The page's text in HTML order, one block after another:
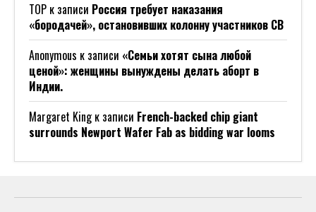
ТОР к записи Россия требует наказания
«бородачей», остановивших колонну участников СВ
Anonymous к записи «Семьи хотят сына любой
ценой»: женщины вынуждены делать аборт в
Индии.
Margaret Kingк записи French-backed chip giant
surrounds Newport Wafer Fab as bidding war looms